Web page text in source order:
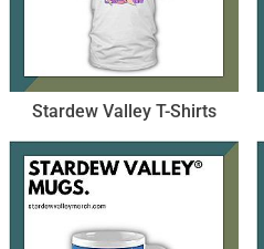
Stardew Valley T-Shirts